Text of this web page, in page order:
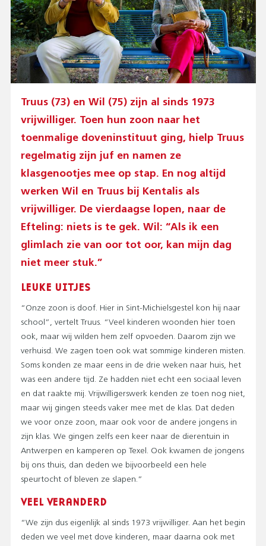
Truus (73) en Wil (75) zijn al sinds 1973
vrijwilliger. Toen hun zoon naar het
toenmalige doveninstituut ging, hielp Truus
regelmatig zijn juf en namen ze
klasgenootjes mee op stap. En nog altijd
werken Wil en Truus bij Kentalis als
vrijwilliger. De vierdaagse lopen, naar de
Efteling: niets is te gek. Wil: “Als ik een
glimlach zie van oor tot oor, kan mijn dag
niet meer stuk.”
LEUKE UITJES
“Onze zoon is doof. Hier in Sint-Michielsgestel kon hij naar
school”, vertelt Truus. “Veel kinderen woonden hier toen
ook, maar wij wilden hem zelf opvoeden. Daarom zijn we
verhuisd. We zagen toen ook wat sommige kinderen misten.
Soms konden ze maar eens in de drie weken naar huis, het
was een andere tijd. Ze hadden niet echt een sociaal leven
en dat raakte mij. Vrijwilligerswerk kenden ze toen nog niet,
maar wij gingen steeds vaker mee met de klas. Dat deden
we voor onze zoon, maar ook voor de andere jongens in
zijn klas. We gingen zelfs een keer naar de dierentuin in
Antwerpen en kamperen op Texel. Ook kwamen de jongens
bij ons thuis, dan deden we bijvoorbeeld een hele
speurtocht of bleven ze slapen.”
VEEL VERANDERD
“We zijn dus eigenlijk al sinds 1973 vrijwilliger. Aan het begin
deden we veel met dove kinderen, maar daarna ook met